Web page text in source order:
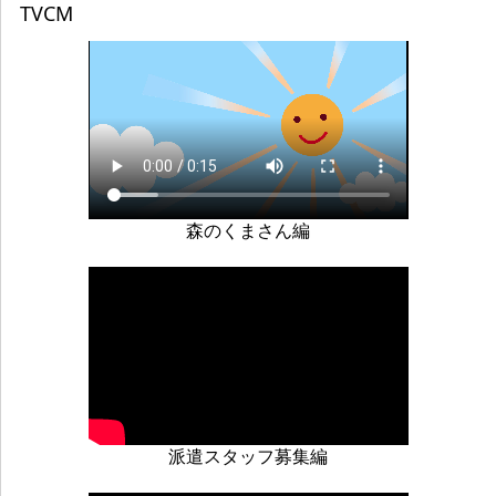
TVCM
森のくまさん編
派遣スタッフ募集編